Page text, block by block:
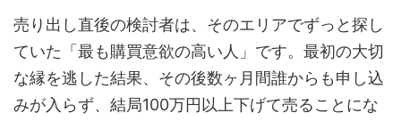
売り出し直後の検討者は、そのエリアでずっと探し
ていた「最も購買意欲の高い人」です。最初の大切
な縁を逃した結果、その後数ヶ月間誰からも申し込
みが入らず、結局100万円以上下げて売ることにな